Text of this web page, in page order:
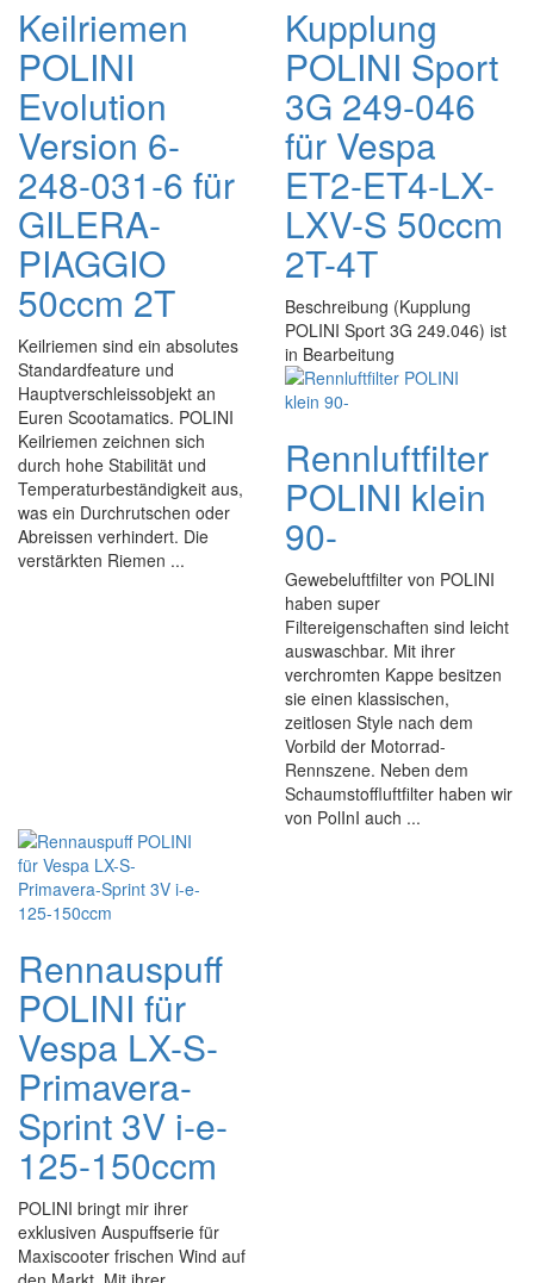
Keilriemen
POLINI
Evolution
Version 6-
248-031-6 für
GILERA-
PIAGGIO
50ccm 2T
Keilriemen sind ein absolutes
Standardfeature und
Hauptverschleissobjekt an
Euren Scootamatics. POLINI
Keilriemen zeichnen sich
durch hohe Stabilität und
Temperaturbeständigkeit aus,
was ein Durchrutschen oder
Abreissen verhindert. Die
verstärkten Riemen ...
Kupplung
POLINI Sport
3G 249-046
für Vespa
ET2-ET4-LX-
LXV-S 50ccm
2T-4T
Beschreibung (Kupplung
POLINI Sport 3G 249.046) ist
in Bearbeitung
Rennluftfilter
POLINI klein
90-
Gewebeluftfilter von POLINI
haben super
Filtereigenschaften sind leicht
auswaschbar. Mit ihrer
verchromten Kappe besitzen
sie einen klassischen,
zeitlosen Style nach dem
Vorbild der Motorrad-
Rennszene. Neben dem
Schaumstoffluftfilter haben wir
von PolInI auch ...
Rennauspuff
POLINI für
Vespa LX-S-
Primavera-
Sprint 3V i-e-
125-150ccm
POLINI bringt mir ihrer
exklusiven Auspuffserie für
Maxiscooter frischen Wind auf